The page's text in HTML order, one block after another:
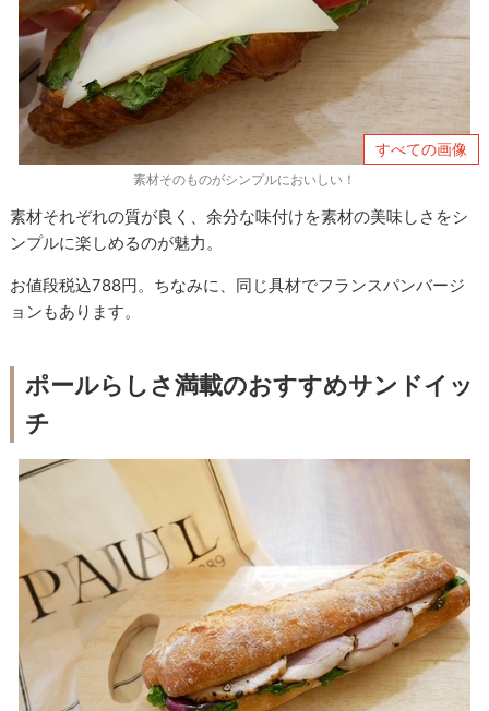
すべての画像
素材そのものがシンプルにおいしい！
素材それぞれの質が良く、余分な味付けを素材の美味しさをシ
ンプルに楽しめるのが魅力。
お値段税込788円。ちなみに、同じ具材でフランスパンバージ
ョンもあります。
ポールらしさ満載のおすすめサンドイッ
チ